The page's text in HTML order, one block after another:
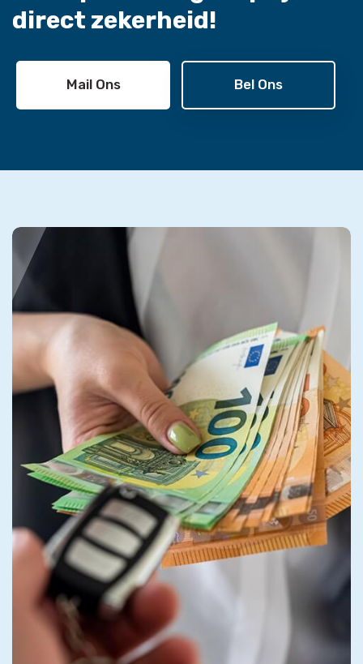
direct zekerheid!
Mail Ons Bel Ons